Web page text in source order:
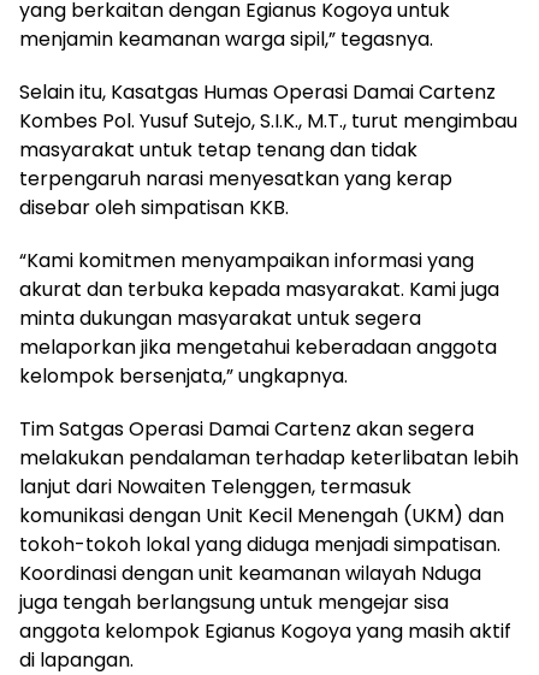
yang berkaitan dengan Egianus Kogoya untuk
menjamin keamanan warga sipil,” tegasnya.
Selain itu, Kasatgas Humas Operasi Damai Cartenz
Kombes Pol. Yusuf Sutejo, S.I.K., M.T., turut mengimbau
masyarakat untuk tetap tenang dan tidak
terpengaruh narasi menyesatkan yang kerap
disebar oleh simpatisan KKB.
“Kami komitmen menyampaikan informasi yang
akurat dan terbuka kepada masyarakat. Kami juga
minta dukungan masyarakat untuk segera
melaporkan jika mengetahui keberadaan anggota
kelompok bersenjata,” ungkapnya.
Tim Satgas Operasi Damai Cartenz akan segera
melakukan pendalaman terhadap keterlibatan lebih
lanjut dari Nowaiten Telenggen, termasuk
komunikasi dengan Unit Kecil Menengah (UKM) dan
tokoh-tokoh lokal yang diduga menjadi simpatisan.
Koordinasi dengan unit keamanan wilayah Nduga
juga tengah berlangsung untuk mengejar sisa
anggota kelompok Egianus Kogoya yang masih aktif
di lapangan.